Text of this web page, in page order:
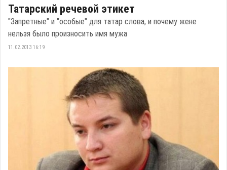
Татарский речевой этикет
"Запретные" и "особые" для татар слова, и почему жене
нельзя было произносить имя мужа
11.02.2013 16:19